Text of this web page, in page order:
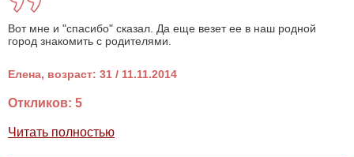
Вот мне и "спасибо" сказал. Да еще везет ее в наш родной
город знакомить с родителями.
Елена, возраст: 31 / 11.11.2014
Откликов: 5
Читать полностью